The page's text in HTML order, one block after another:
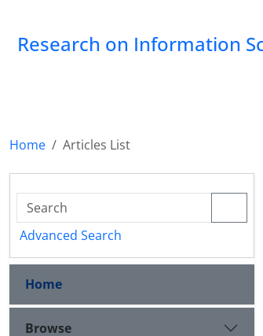
Research on Information
Home
Articles List
Advanced Search
Home
Browse